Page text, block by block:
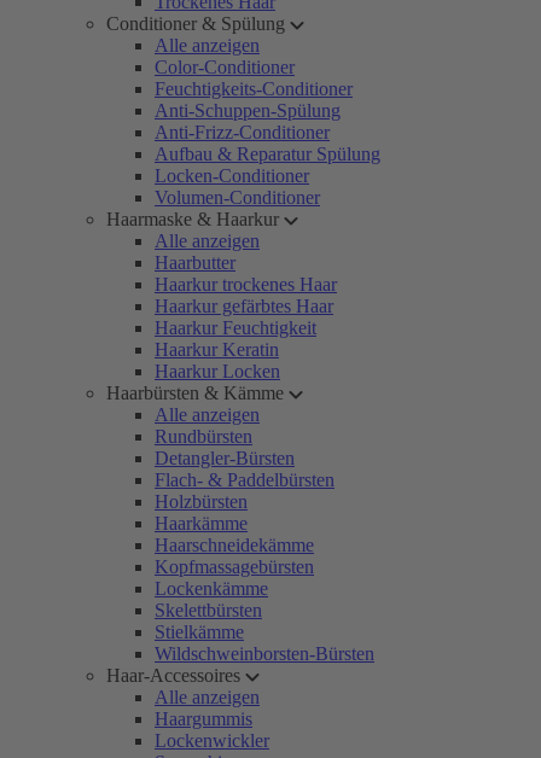
Conditioner & Spülung
Alle anzeigen
Color-Conditioner
Feuchtigkeits-Conditioner
Anti-Schuppen-Spülung
Anti-Frizz-Conditioner
Aufbau & Reparatur Spülung
Locken-Conditioner
Volumen-Conditioner
Haarmaske & Haarkur
Alle anzeigen
Haarbutter
Haarkur trockenes Haar
Haarkur gefärbtes Haar
Haarkur Feuchtigkeit
Haarkur Keratin
Haarkur Locken
Haarbürsten & Kämme
Alle anzeigen
Rundbürsten
Detangler-Bürsten
Flach- & Paddelbürsten
Holzbürsten
Haarkämme
Haarschneidekämme
Kopfmassagebürsten
Lockenkämme
Skelettbürsten
Stielkämme
Wildschweinborsten-Bürsten
Haar-Accessoires
Alle anzeigen
Haargummis
Lockenwickler